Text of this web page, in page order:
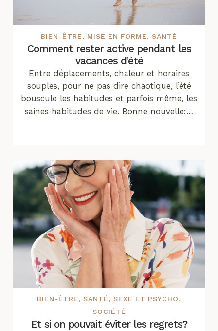
BIEN-ÊTRE, MISE EN FORME, SANTÉ
Comment rester active pendant les
vacances d’été
Entre déplacements, chaleur et horaires
souples, pour ne pas dire chaotique, l’été
bouscule les habitudes et parfois même, les
saines habitudes de vie. Bonne nouvelle:…
BIEN-ÊTRE, SANTÉ, SEXE ET PSYCHO,
SOCIÉTÉ
Et si on pouvait éviter les regrets?